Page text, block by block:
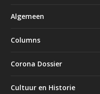
Algemeen
Columns
Corona Dossier
Cultuur en Historie